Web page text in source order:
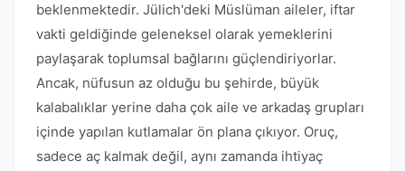
beklenmektedir. Jülich'deki Müslüman aileler, iftar
vakti geldiğinde geleneksel olarak yemeklerini
paylaşarak toplumsal bağlarını güçlendiriyorlar.
Ancak, nüfusun az olduğu bu şehirde, büyük
kalabalıklar yerine daha çok aile ve arkadaş grupları
içinde yapılan kutlamalar ön plana çıkıyor. Oruç,
sadece aç kalmak değil, aynı zamanda ihtiyaç